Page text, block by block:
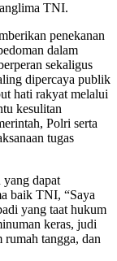
TNI.
penekanan
dalam
sekaligus
dipercaya publik
hati rakyat melalui
kesulitan
Polri serta
tugas
yang dapat
baik TNI, “Saya
yang taat hukum
keras, judi
tangga, dan